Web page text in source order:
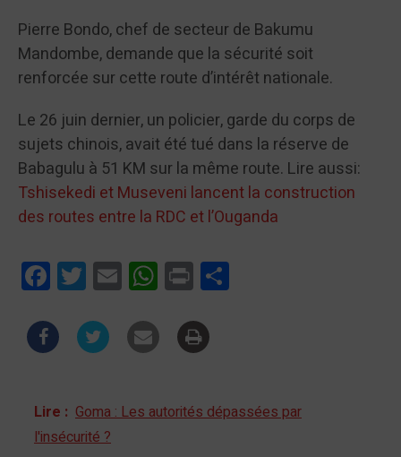
Pierre Bondo, chef de secteur de Bakumu
Mandombe, demande que la sécurité soit
renforcée sur cette route d’intérêt nationale.
Le 26 juin dernier, un policier, garde du corps de
sujets chinois, avait été tué dans la réserve de
Babagulu à 51 KM sur la même route. Lire aussi:
Tshisekedi et Museveni lancent la construction
des routes entre la RDC et l’Ouganda
FacebookTwitterEmail WhatsApp
Print
Lire : Goma : Les autorités dépassées par
l'insécurité ?